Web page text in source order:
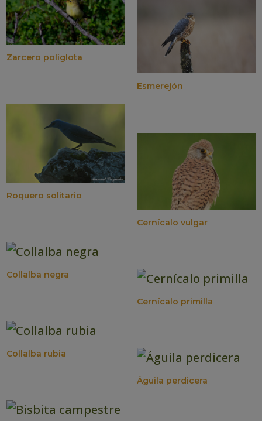
Zarcero políglota
Roquero solitario
Collalba negra
Collalba rubia
Esmerejón
Cernícalo vulgar
Cernícalo primilla
Águila perdicera